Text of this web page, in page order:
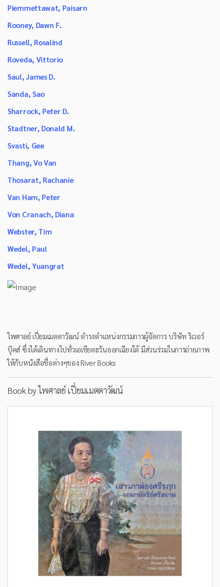
Piemmettawat, Paisarn
Rooney, Dawn F.
Russell, Rosalind
Roveda, Vittorio
Saul, James D.
Sanda, Sao
Sharrock, Peter D.
Stadtner, Donald M.
Svasti, Gee
Thang, Vo Van
Thosarat, Rachanie
Van Ham, Peter
Von Cranach, Diana
Webster, Tim
Wedel, Paul
Wedel, Yuangrat
ไพศาลย์ เปี่ยมเมตตาวัฒน์ ดำรงตำแหน่งกรรมการผู้จัดการ บริษัท ริเวอร์
บุ๊คส์ ซึ่งได้เดินทางไปทั่วเอเชียตะวันออกเฉียงใต้ มีส่วนร่วมในการถ่ายภาพ
ให้กับหนังสือชื่อต่างๆของ River Books
Book by ไพศาลย์ เปี่ยมเมตตาวัฒน์